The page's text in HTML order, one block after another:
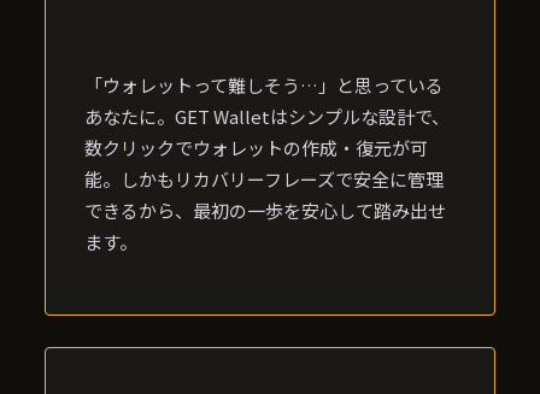
「ウォレットって難しそう…」と思っている
あなたに。GET Walletはシンプルな設計で、
数クリックでウォレットの作成・復元が可
能。しかもリカバリーフレーズで安全に管理
できるから、最初の一歩を安心して踏み出せ
ます。